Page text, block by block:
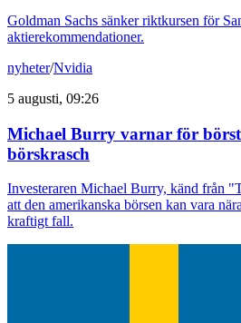
Goldman Sachs sänker riktkursen för
aktierekommendationer.
nyheter/Nvidia
5 augusti, 09:26
Michael Burry varnar för
börskrasch
Investeraren Michael Burry, känd från
att den amerikanska börsen kan vara
kraftigt fall.